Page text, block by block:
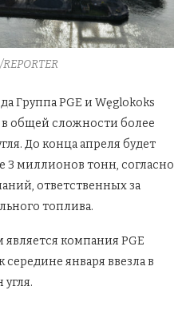
Группа PGE и Węglokoks
общей сложности более
До конца апреля будет
миллионов тонн, согласно
ответственных за
топлива.
компания PGE
середине января ввезла в